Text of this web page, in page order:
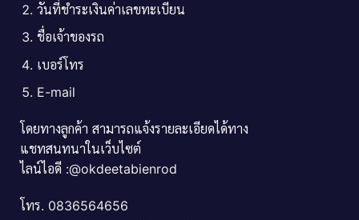
วันที่ชำระเงินค่าเลขทะเบียน
ชื่อเจ้าของรถ
เบอร์โทร
E-mail
โดยทางลูกค้า สามารถแจ้งรายละเอียดได้ทาง
แชทสนทนาในเว็บไซต์
ไลน์ไอดี :@okdeetabienrod
โทร. 0836564656